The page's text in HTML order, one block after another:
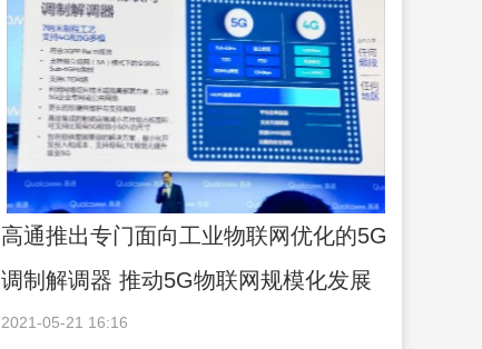
高通推出专门面向工业物联网优化的5G
调制解调器 推动5G物联网规模化发展
2021-05-21 16:16